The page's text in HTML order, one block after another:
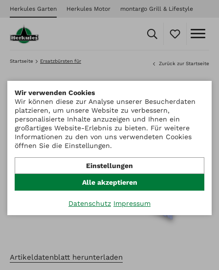
Herkules Garten Herkules Motor montargo Grill & Lifestyle
Startseite Ersatzbürsten für Zurück zur Startseite
Artikeldatenblatt herunterladen
Wir verwenden Cookies
Wir können diese zur Analyse unserer Besucherdaten
platzieren, um unsere Website zu verbessern,
personalisierte Inhalte anzuzeigen und Ihnen ein
großartiges Website-Erlebnis zu bieten. Für weitere
Informationen zu den von uns verwendeten Cookies
öffnen Sie die Einstellungen.
Einstellungen
Alle akzeptieren
Datenschutz Impressum